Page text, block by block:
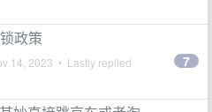
政策
14, 2023 • Lastly replied
7